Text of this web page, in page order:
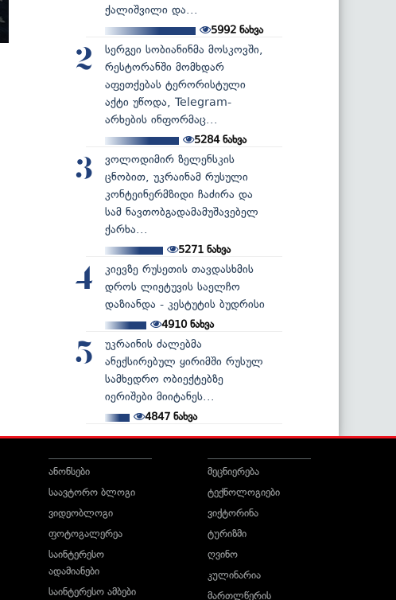
ქალიშვილი და...
5992 ნახვა
2
სერგეი სობიანინმა მოსკოვში,
რესტორანში მომხდარ
აფეთქებას ტერორისტული
აქტი უწოდა, Telegram-
არხების ინფორმაც...
5284ნახვა
3
ვოლოდიმირ ზელენსკის
ცნობით, უკრაინამ რუსული
კონტეინერმზიდი ჩაძირა და
სამ ნავთობგადამამუშავებელ
ქარხა...
5271ნახვა
4
კიევზე რუსეთის თავდასხმის
დროს ლიეტუვის საელჩო
დაზიანდა - კესტუტის ბუდრისი
4910ნახვა
5
უკრაინის ძალებმა
ანექსირებულ ყირიმში რუსულ
სამხედრო ობიექტებზე
იერიშები მიიტანეს...
4847 ნახვა
ანონსები
საავტორო ბლოგი
ვიდეობლოგი
ფოტოგალერეა
საინტერესო
ადამიანები
საინტერესო ამბები
მეცნიერება
ტექნოლოგიები
ვიქტორინა
ტურიზმი
ღვინო
კულინარია
მართლწერის